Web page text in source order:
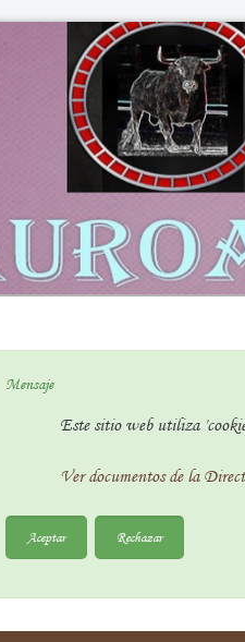
Mensaje
Este sitio web utiliza
Ver documentos de la
Aceptar Rechazar